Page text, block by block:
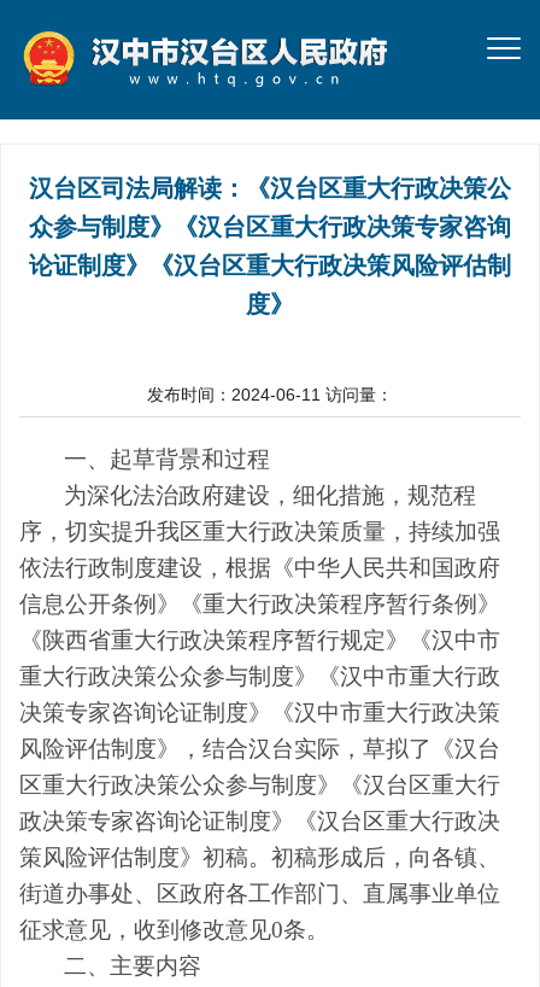
汉台区司法局解读：《汉台区重大行政决策公
众参与制度》《汉台区重大行政决策专家咨询
论证制度》《汉台区重大行政决策风险评估制
度》
发布时间：2024-06-11 访问量：
一、 起草背景和过程
为深化法治政府建设，细化措施，规范程
序，切实提升我区重大行政决策质量，持续加强
依法行政制度建设，根据《中华人民共和国政府
信息公开条例》《重大行政决策程序暂行条例》
《陕西省重大行政决策程序暂行规定》
《汉中市
重大行政决策公众参与制度》《汉中市重大行政
决策专家咨询论证制度》《汉中市重大行政决策
风险评估制度》， 结合汉台实际， 草拟了《汉台
区重大行政决策公众参与制度》《汉台区重大行
政决策专家咨询论证制度》《汉台区重大行政决
策风险评估制度》初稿。初稿形成后，向各镇、
街道办事处、区政府各工作部门、直属事业单位
征求意见，收到修改意见0条。
二、主要内容